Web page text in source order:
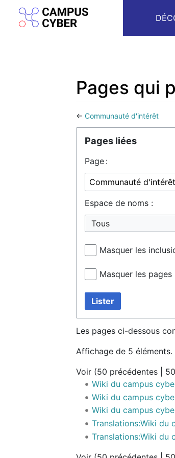
Pages qui
← Communauté d'intérêt
Aller à :navigation,
Pages liées
Page :
Espace de noms :
Tous
Masquer les
Masquer les
Lister
Les pages ci-dessous
Affichage de 5 éléments.
Voir (50 précédentes
Wiki du campus
Wiki du campus
Wiki du campus
Translations:Wiki du
Translations:Wiki du